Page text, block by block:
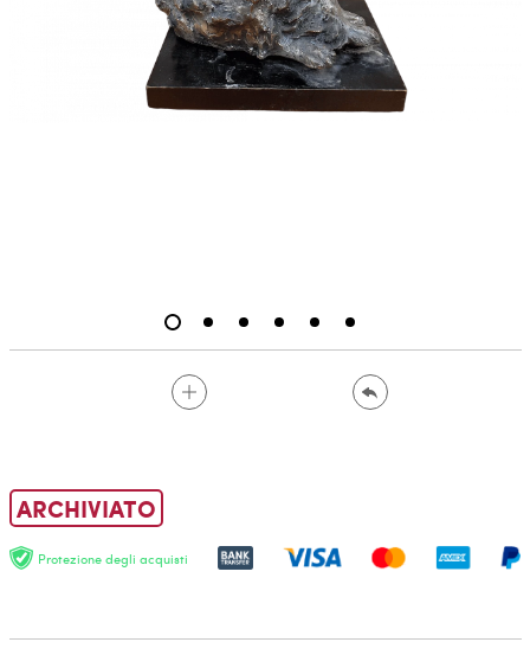
ARCHIVIATO
Protezione degli acquisti